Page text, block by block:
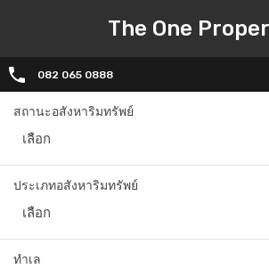
The One
082 065 0888
สถานะอสังหาริมทรัพย์
เลือก
ประเภทอสังหาริมทรัพย์
เลือก
ทำเล